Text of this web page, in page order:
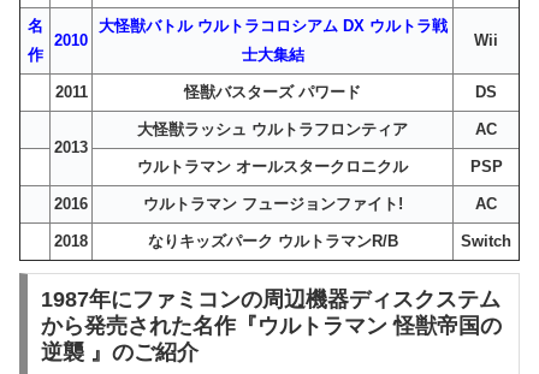
名
作
2010
大怪獣バトル ウルトラコロシアム DX ウルトラ戦
士大集結
Wii
2011 怪獣バスターズ パワード DS
2013
大怪獣ラッシュ ウルトラフロンティア AC
ウルトラマン オールスタークロニクル PSP
2016 ウルトラマン フュージョンファイト! AC
2018 なりキッズパーク ウルトラマンR/B Switch
1987年にファミコンの周辺機器ディスクステム
から発売された名作『ウルトラマン 怪獣帝国の
逆襲 』のご紹介